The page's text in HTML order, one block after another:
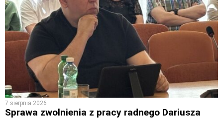
7 sierpnia 2026
Sprawa zwolnienia z pracy radnego Dariusza